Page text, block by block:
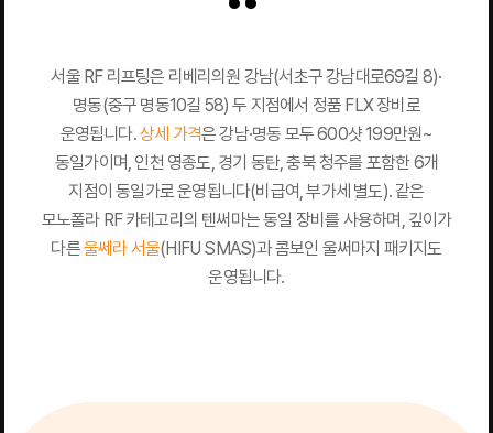
서울 RF 리프팅은 리베리의원 강남(서초구 강남대로69길 8)·
명동(중구 명동10길 58) 두 지점에서 정품 FLX 장비로
운영됩니다.상세 가격은 강남·명동 모두 600샷 199만원~
동일가이며, 인천 영종도, 경기 동탄, 충북 청주를 포함한 6개
지점이 동일가로 운영됩니다(비급여, 부가세 별도). 같은
모노폴라 RF 카테고리의 텐써마는 동일 장비를 사용하며, 깊이가
다른울쎄라 서울(HIFU SMAS)과 콤보인 울써마지 패키지도
운영됩니다.